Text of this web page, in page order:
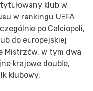
klub w
w rankingu UEFA
po Calciopoli,
do europejskiej
Mistrzów, w tym dwa
krajowe double,
klubowy.